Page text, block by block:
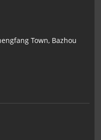
Town, Bazhou